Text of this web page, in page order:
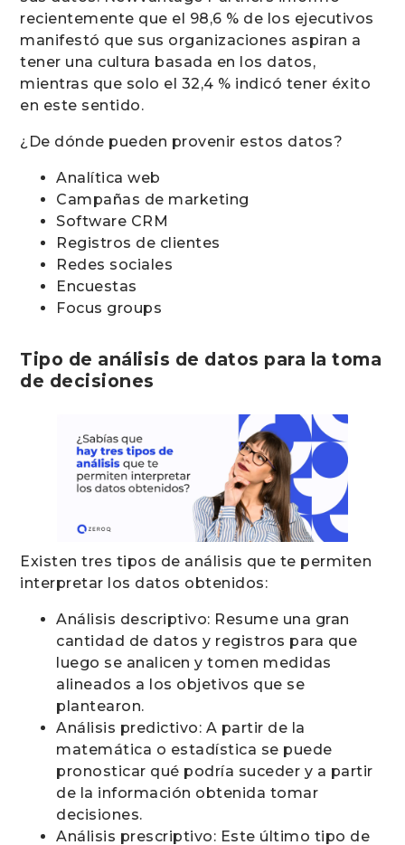
recientemente que el 98,6 % de los ejecutivos
manifestó que sus organizaciones aspiran a
tener una cultura basada en los datos,
mientras que solo el 32,4 % indicó tener éxito
en este sentido.
¿De dónde pueden provenir estos datos?
Analítica web
Campañas de marketing
Software CRM
Registros de clientes
Redes sociales
Encuestas
Focus groups
Tipo de análisis de datos para la toma
de decisiones
Existen tres tipos de análisis que te permiten
interpretar los datos obtenidos:
Análisis descriptivo: Resume una gran
cantidad de datos y registros para que
luego se analicen y tomen medidas
alineados a los objetivos que se
plantearon.
Análisis predictivo: A partir de la
matemática o estadística se puede
pronosticar qué podría suceder y a partir
de la información obtenida tomar
decisiones.
Análisis prescriptivo: Este último tipo de